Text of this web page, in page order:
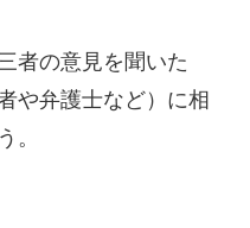
者の意見を聞いた
や弁護士など）に相
。